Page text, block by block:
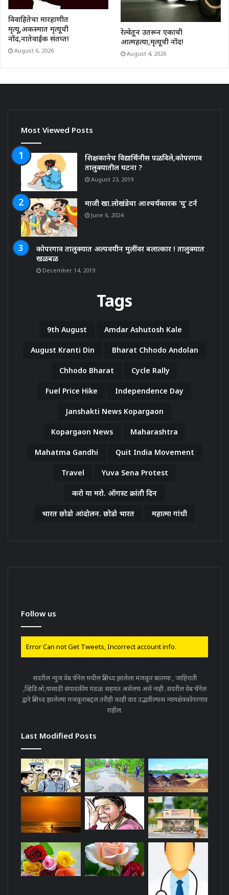
विवाहितेचा मारहाणीत
मृत्यू,अकस्मात मृत्यूची
नोंद,नातेवाईक संतप्त!
August 6, 2026
रेल्वेतून उतरून एकाची
आत्महत्या,मृत्यूची नोंद!
August 4, 2026
Most Viewed Posts
शिक्षकानेच विद्यार्थिनीस पळविले,कोपरगाव
तालुक्यातील घटना ?
August 23, 2019
माजी खा.लोखंडेचा आश्चर्यकारक ‘यु’ टर्न
June 6, 2024
कोपरगाव तालुक्यात अल्पवयीन मुलींवर बलात्कार ! तालुक्यात
खळबळ
December 14, 2019
Tags
9th August Amdar Ashutosh Kale
August Kranti Din Bharat Chhodo Andolan
Chhodo Bharat Cycle Rally
Fuel Price Hike Independence Day
Janshakti News Kopargaon
Kopargaon News Maharashtra
Mahatma Gandhi Quit India Movement
Travel Yuva Sena Protest
करो या मरो. ऑगस्ट क्रांती दिन
भारत छोडो आंदोलन. छोडो भारत महात्मा गांधी
Follow us
Error Can not Get Tweets, Incorrect account info.
सदरील न्युज वेब चॅनेल मधील प्रसिध्द झालेला मजकूर बातम्या , जाहिराती
,व्हिडिओ,यांसाठी संपादकीय मंडळ सहमत असेलच असे नाही .सदरील वेब चॅनेल
द्वारे प्रसिध्द झालेल्या मजकूराबद्दल तरीही काही वाद उद्भवील्यास न्यायक्षेत्रकोपरगाव
राहील.
Last Modified Posts